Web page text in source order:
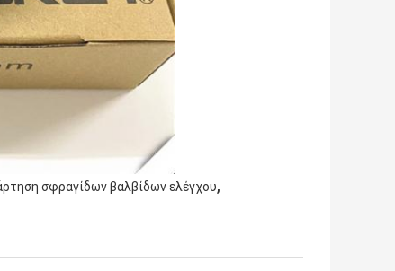
σφραγίδων βαλβίδων ελέγχου,